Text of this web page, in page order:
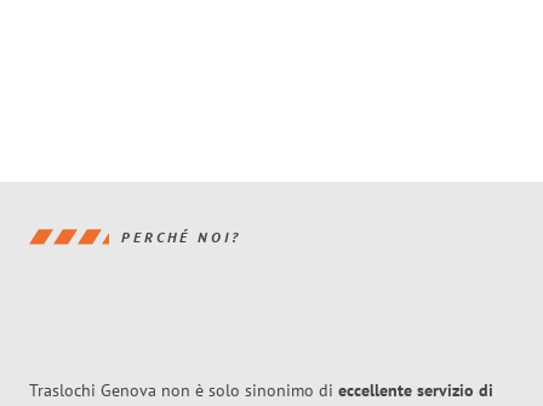
PERCHÉ NOI?
Traslochi Genova non è solo sinonimo di eccellente servizio di